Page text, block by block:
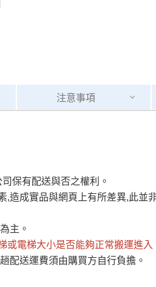
注意事項
保有配送與否之權利。
,造成實品與網頁上有所差異,此並
主。
或電梯大小是否能夠正常搬運進入
配送運費須由購買方自行負擔。
復興鄉
發前來電或到「官方Line客服」來
知確認訂單。
電或E-Mail與您聯絡
低至高排列 只顯示附上圖片